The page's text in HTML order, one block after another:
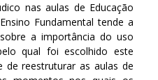
nas aulas de Educação
Fundamental tende a
a importância do uso
qual foi escolhido este
de reestruturar as aulas de